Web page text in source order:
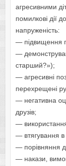
агресивними
помилкові дії
напруженість:
— підвищення
—
старший?»);
— агресивні
перехрещені
— негативна
друзів;
—
— втягування в
— порівняння
— накази,